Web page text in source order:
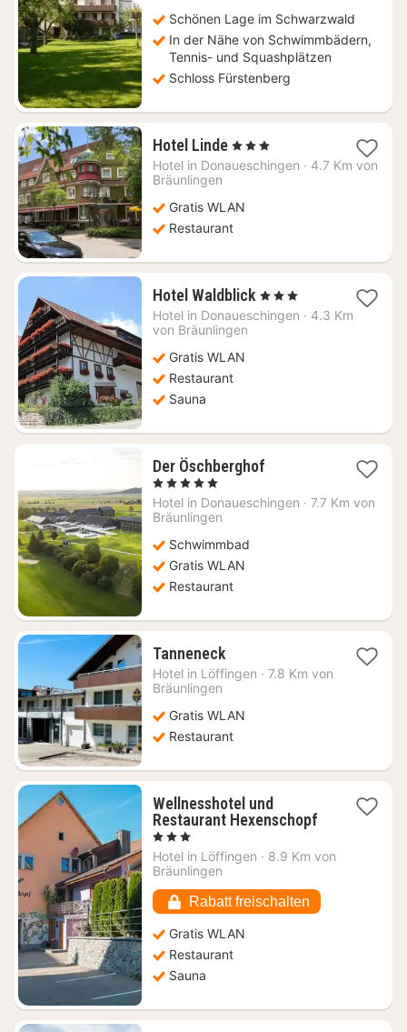
Schönen Lage im Schwarzwald
In der Nähe von Schwimmbädern,
Tennis- und Squashplätzen
Schloss Fürstenberg
Hotel Linde1
Nacht
€
, 3 Sterne
Hotel in Donaueschingen · 4.7 Km von
Bräunlingen
Gratis WLAN
Restaurant
Hotel Waldblick 1
Nacht
, 3 Sterne
Hotel in Donaueschingen · 4.3 Km
von Bräunlingen
Gratis WLAN
Restaurant
Sauna
Der Öschberghof1
ab
336,86
, 5 Sterne
Hotel in Donaueschingen · 7.7 Km von
Bräunlingen
Schwimmbad
Gratis WLAN
Restaurant
Tanneneck1
Nacht
ab
€
Hotel in Löffingen · 7.8 Km von
Bräunlingen
Gratis WLAN
Restaurant
Wellnesshotel und
Restaurant Hexenschopf1
ab
, 3 Sterne
Hotel in Löffingen · 8.9 Km von
Bräunlingen
Rabatt freischalten
Gratis WLAN
Restaurant
Sauna